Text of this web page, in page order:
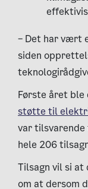
– Det har vært
siden
Første året
støtte til
var
hele 206
Tilsagn vil si at
om at dersom